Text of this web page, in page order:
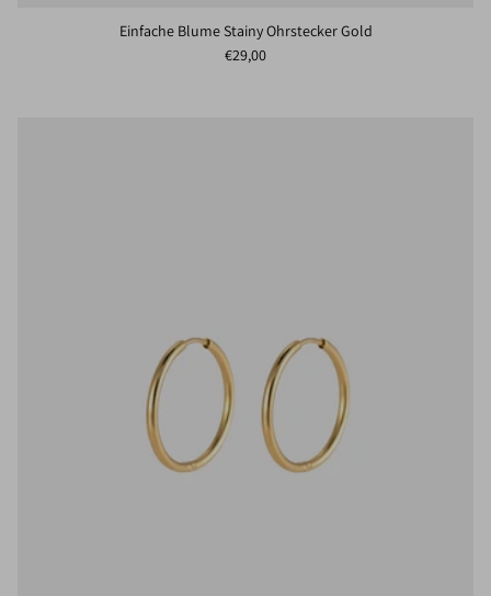
Einfache Blume Stainy Ohrstecker Gold
Normaler Preis
€29,00